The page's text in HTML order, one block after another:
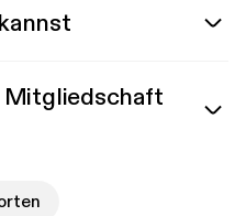
Mitgliedschaft